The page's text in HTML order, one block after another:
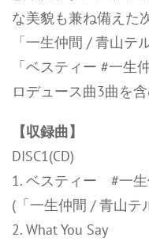
な美貌も兼ね備えた
「一生仲間 / 青山テ
「ベスティー #一生
ロデュース曲3曲を
【収録曲】
DISC1(CD)
1. ベスティー #一生
(「一生仲間 / 青山テ
2. What You Say